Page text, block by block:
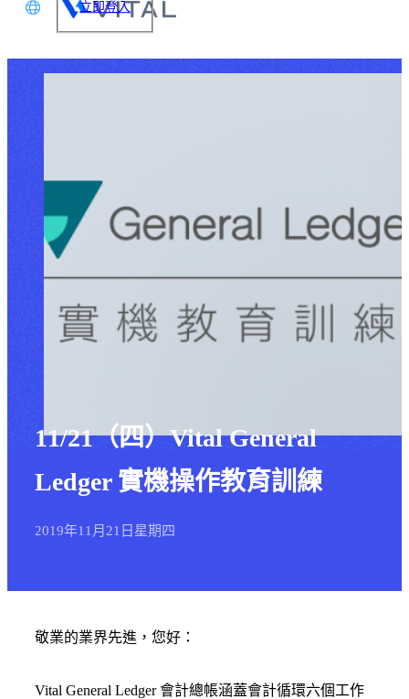
語
中文
立即登入
11/21（四）Vital General
Ledger 實機操作教育訓練
2019年11月 21日 星期四
敬業的業界先進，您好：
Vital General Ledger 會計總帳涵蓋會計循環六個工作